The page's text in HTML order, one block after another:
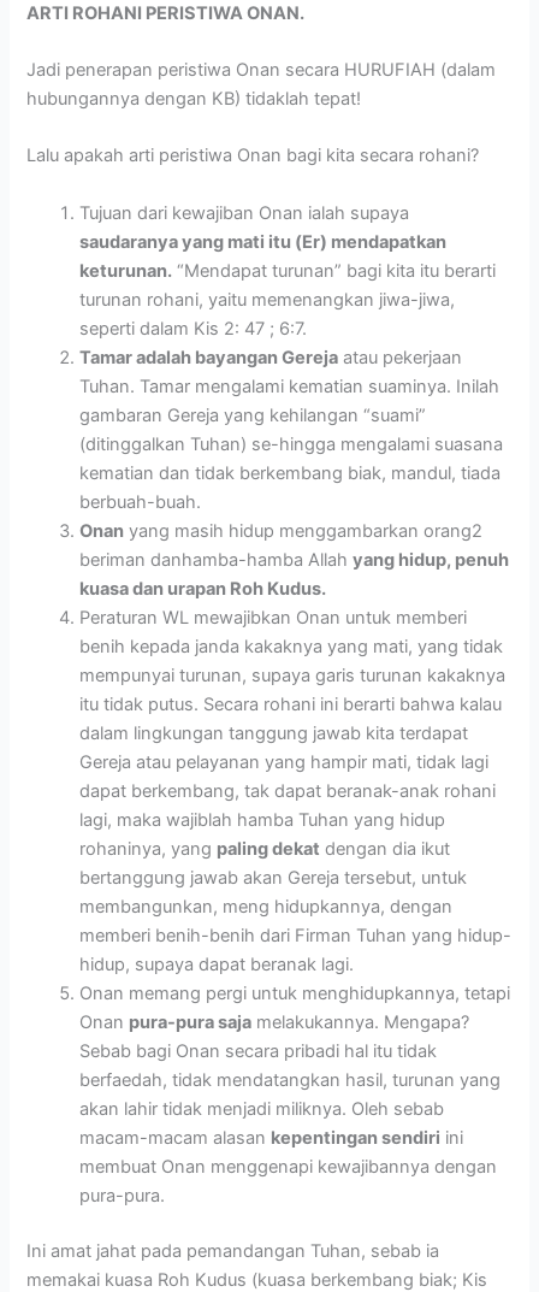
ARTI ROHANI PERISTIWA ONAN.
Jadi penerapan peristiwa Onan secara HURUFIAH (dalam
hubungannya dengan KB) tidaklah tepat!
Lalu apakah arti peristiwa Onan bagi kita secara rohani?
Tujuan dari kewajiban Onan ialah supaya
saudaranya yang mati itu (Er) mendapatkan
keturunan. “Mendapat turunan” bagi kita itu berarti
turunan rohani, yaitu memenangkan jiwa-jiwa,
seperti dalam Kis 2: 47 ; 6:7.
Tamar adalah bayangan Gereja atau pekerjaan
Tuhan. Tamar mengalami kematian suaminya. Inilah
gambaran Gereja yang kehilangan “suami”
(ditinggalkan Tuhan) se-hingga mengalami suasana
kematian dan tidak berkembang biak, mandul, tiada
berbuah-buah.
Onan yang masih hidup menggambarkan orang2
beriman danhamba-hamba Allahyang hidup, penuh
kuasa dan urapan Roh Kudus.
Peraturan WL mewajibkan Onan untuk memberi
benih kepada janda kakaknya yang mati, yang tidak
mempunyai turunan, supaya garis turunan kakaknya
itu tidak putus. Secara rohani ini berarti bahwa kalau
dalam lingkungan tanggung jawab kita terdapat
Gereja atau pelayanan yang hampir mati, tidak lagi
dapat berkembang, tak dapat beranak-anak rohani
lagi, maka wajiblah hamba Tuhan yang hidup
rohaninya, yang paling dekat dengan dia ikut
bertanggung jawab akan Gereja tersebut, untuk
membangunkan, meng hidupkannya, dengan
memberi benih-benih dari Firman Tuhan yang hidup-
hidup, supaya dapat beranak lagi.
Onan memang pergi untuk menghidupkannya, tetapi
Onan pura-pura saja melakukannya. Mengapa?
Sebab bagi Onan secara pribadi hal itu tidak
berfaedah, tidak mendatangkan hasil, turunan yang
akan lahir tidak menjadi miliknya. Oleh sebab
macam-macam alasan kepentingan sendiri ini
membuat Onan menggenapi kewajibannya dengan
pura-pura.
Ini amat jahat pada pemandangan Tuhan, sebab ia
memakai kuasa Roh Kudus (kuasa berkembang biak; Kis